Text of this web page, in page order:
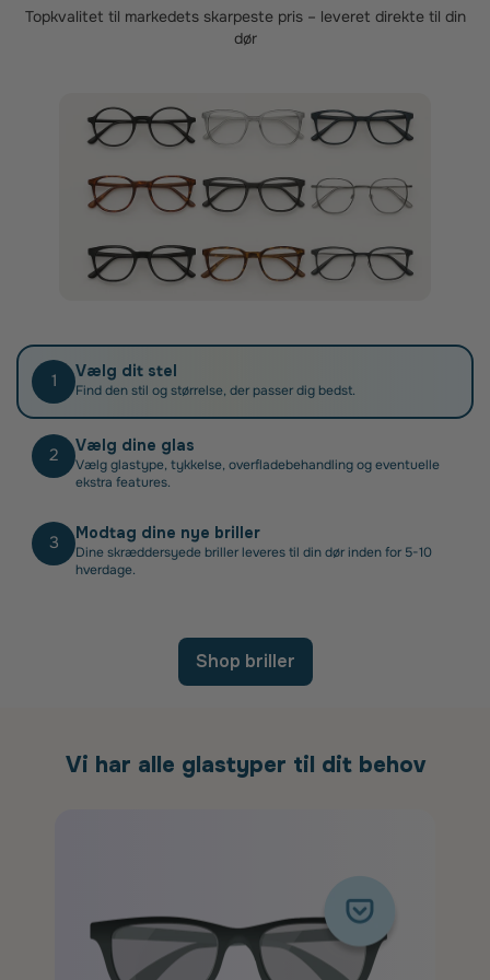
er specialister i.
Topkvalitet til markedets skarpeste pris – leveret direkte til din
dør
1 Vælg dit stel
Find den stil og størrelse, der passer dig bedst.
2 Vælg dine glas
Vælg glastype, tykkelse, overfladebehandling og eventuelle
ekstra features.
3 Modtag dine nye briller
Dine skræddersyede briller leveres til din dør inden for 5-10
hverdage.
Shop briller
Vi har alle glastyper til dit behov